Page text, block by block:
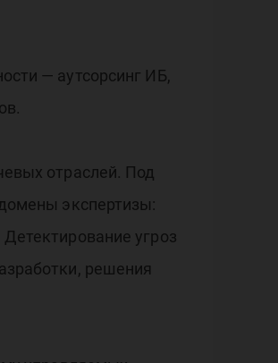
— аутсорсинг ИБ,
отраслей. Под
экспертизы:
угроз
решения